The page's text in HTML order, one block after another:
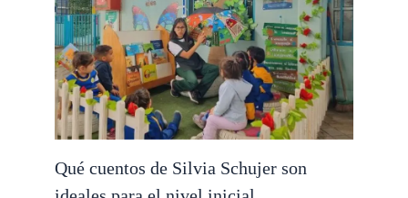
Qué cuentos de Silvia Schujer son